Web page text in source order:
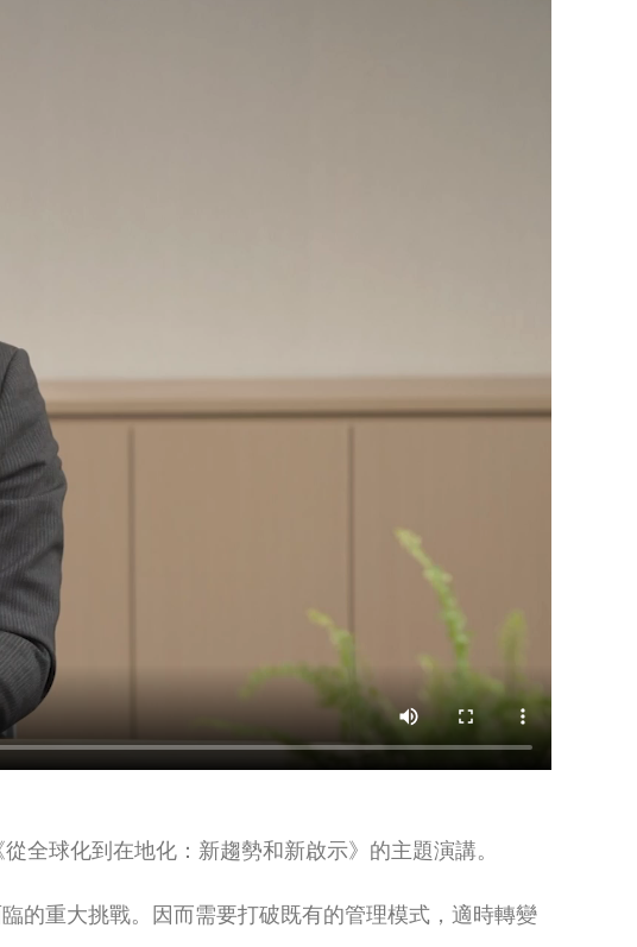
全球化到在地化：新趨勢和新啟示》的主題演講。
的重大挑戰。因而需要打破既有的管理模式，適時轉變